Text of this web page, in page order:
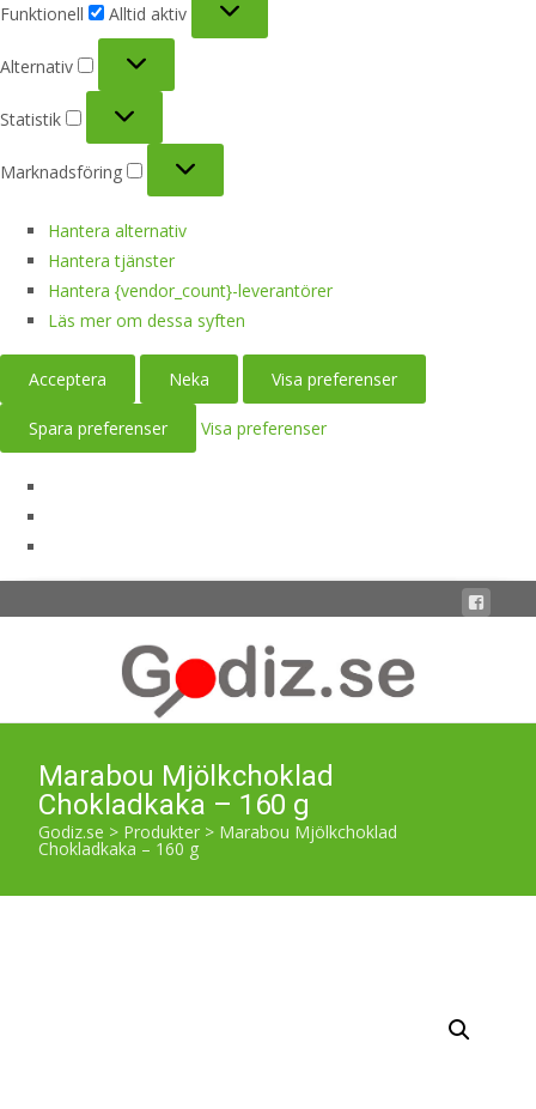
Funktionell
Alltid aktiv
Alternativ
Statistik
Marknadsföring
Hantera alternativ
Hantera tjänster
Hantera {vendor_count}-leverantörer
Läs mer om dessa syften
Acceptera Neka Visa preferenser
Spara preferenser Visa preferenser
Marabou Mjölkchoklad
Chokladkaka – 160 g
Godiz.se > Produkter > Marabou Mjölkchoklad
Chokladkaka – 160 g